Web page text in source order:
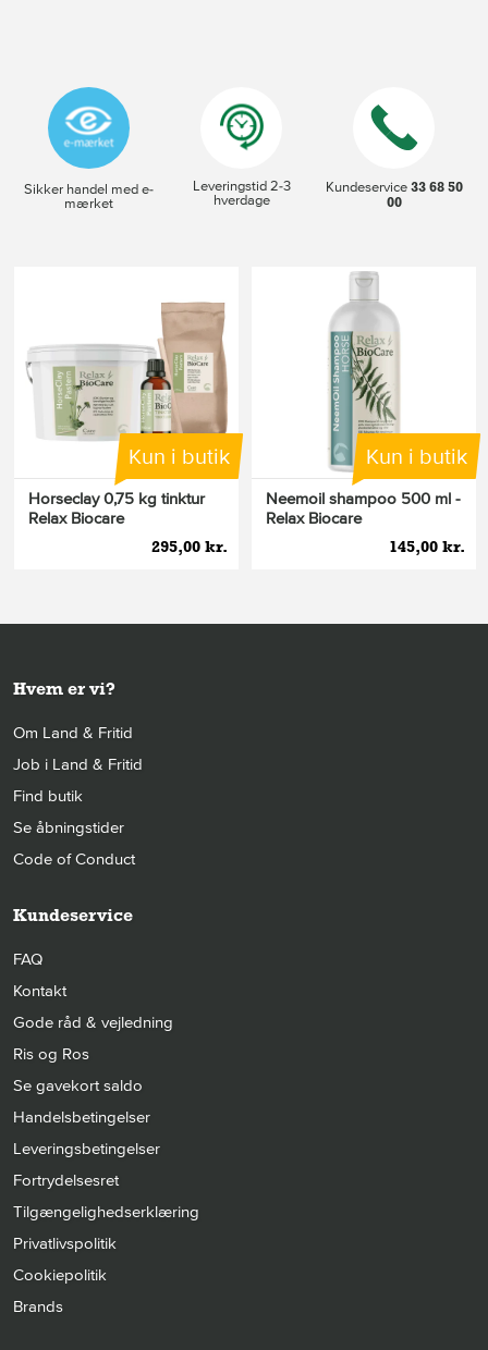
Sikker handel med e-
mærket
Leveringstid 2-3
hverdage
Kundeservice33 68 50
00
Kun i butik
Horseclay 0,75 kg tinktur
Relax Biocare
295,00 kr.
Kun i butik
Neemoil shampoo 500 ml -
Relax Biocare
145,00 kr.
Hvem er vi?
Om Land & Fritid
Job i Land & Fritid
Find butik
Se åbningstider
Code of Conduct
Kundeservice
FAQ
Kontakt
Gode råd & vejledning
Ris og Ros
Se gavekort saldo
Handelsbetingelser
Leveringsbetingelser
Fortrydelsesret
Tilgængelighedserklæring
Privatlivspolitik
Cookiepolitik
Brands